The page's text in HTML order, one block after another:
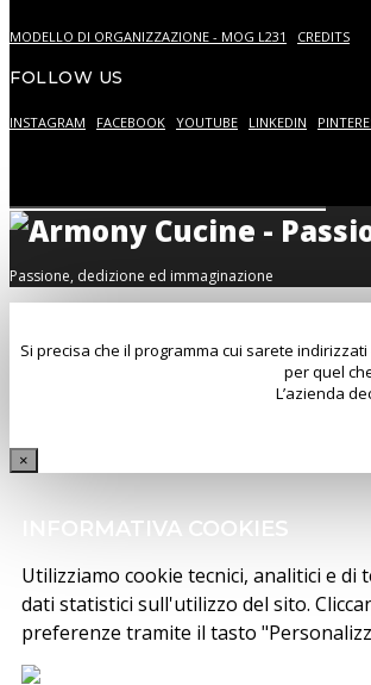
MODELLO DI ORGANIZZAZIONE - MOG L231 CREDITS
FOLLOW US
INSTAGRAM FACEBOOK YOUTUBE LINKEDIN
Passione, dedizione ed immaginazione
Si precisa che il programma cui sarete
per quel
L’azienda
×
INFORMATIVA COOKIES
Utilizziamo cookie tecnici, analitici e
dati statistici sull'utilizzo del sito.
preferenze tramite il tasto